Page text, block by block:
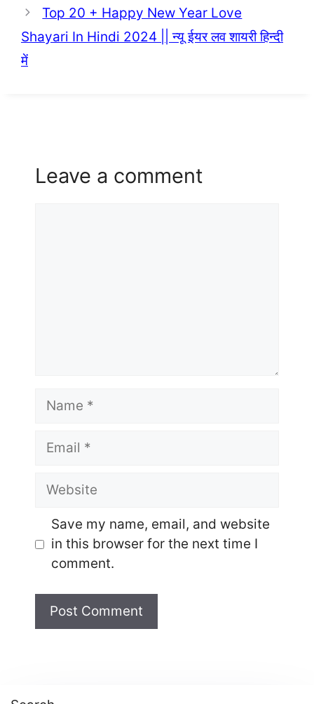
Top 20 + Happy New Year Love
Shayari In Hindi 2024 || न्यू ईयर लव शायरी हिन्दी
में
Leave a comment
Name
Email
Website
Save my name, email, and website
in this browser for the next time I
comment.